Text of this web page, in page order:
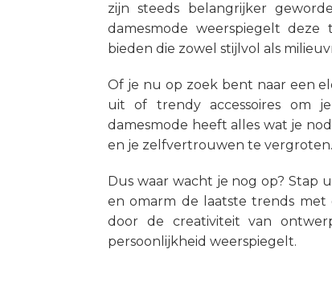
zijn steeds belangrijker
damesmode weerspiegelt
bieden die zowel stijlvol als
Of je nu op zoek bent naar een
uit of trendy accessoires om
damesmode heeft alles wat je
en je zelfvertrouwen te vergroten.
Dus waar wacht je nog op? Stap
en omarm de laatste trends met
door de creativiteit van
persoonlijkheid weerspiegelt.